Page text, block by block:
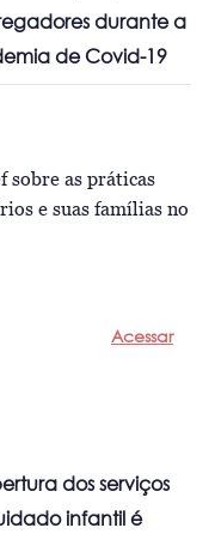
durante a
de Covid-19
sobre as práticas
e suas famílias no
Acessar
dos serviços
infantil é